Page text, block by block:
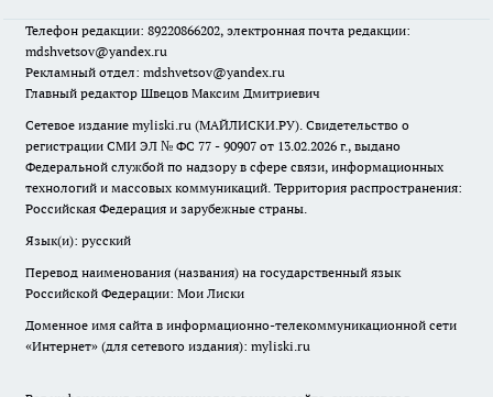
Телефон редакции: 89220866202, электронная почта редакции:
mdshvetsov@yandex.ru
Рекламный отдел: mdshvetsov@yandex.ru
Главный редактор Швецов Максим Дмитриевич
Сетевое издание myliski.ru (МАЙЛИСКИ.РУ). Свидетельство о
регистрации СМИ ЭЛ № ФС 77 - 90907 от 13.02.2026 г., выдано
Федеральной службой по надзору в сфере связи, информационных
технологий и массовых коммуникаций. Территория распространения:
Российская Федерация и зарубежные страны.
Язык(и): русский
Перевод наименования (названия) на государственный язык
Российской Федерации: Мои Лиски
Доменное имя сайта в информационно-телекоммуникационной сети
«Интернет» (для сетевого издания): myliski.ru